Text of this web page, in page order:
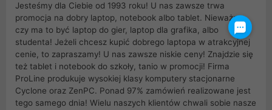
Jesteśmy dla Ciebie od 1993 roku! U nas zawsze trwa
promocja na dobry laptop, notebook albo tablet. Nieważne
czy ma to być laptop do gier, laptop dla grafika, albo
studenta! Jeżeli chcesz kupić dobrego laptopa w atrakcyjnej
cenie, to zapraszamy! U nas zawsze niskie ceny! Znajdzie się
też tablet i notebook do szkoły, tanio w promocji! Firma
ProLine produkuje wysokiej klasy komputery stacjonarne
Cyclone oraz ZenPC. Ponad 97% zamówień realizowane jest
tego samego dnia! Wielu naszych klientów chwali sobie nasze